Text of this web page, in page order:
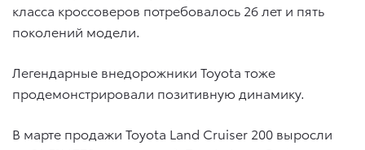
класса кроссоверов потребовалось 26 лет и пять
поколений модели.
Легендарные внедорожники Toyota тоже
продемонстрировали позитивную динамику.
В марте продажи Toyota Land Cruiser 200 выросли